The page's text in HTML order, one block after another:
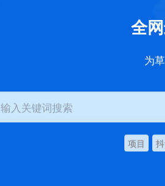
全
为
输入关键词搜索
项目